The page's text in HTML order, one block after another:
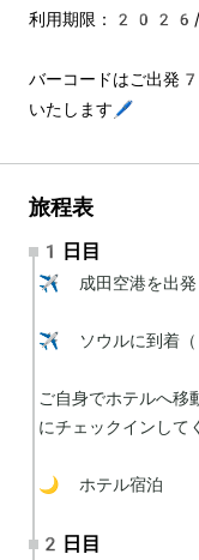
利用期限：
バーコードはご出発
いたします🖊️
旅程表
1日目
✈️ 成田空港を出
✈️ ソウルに到
ご自身でホテルへ移
にチェックインして
🌙 ホテル宿泊
2日目